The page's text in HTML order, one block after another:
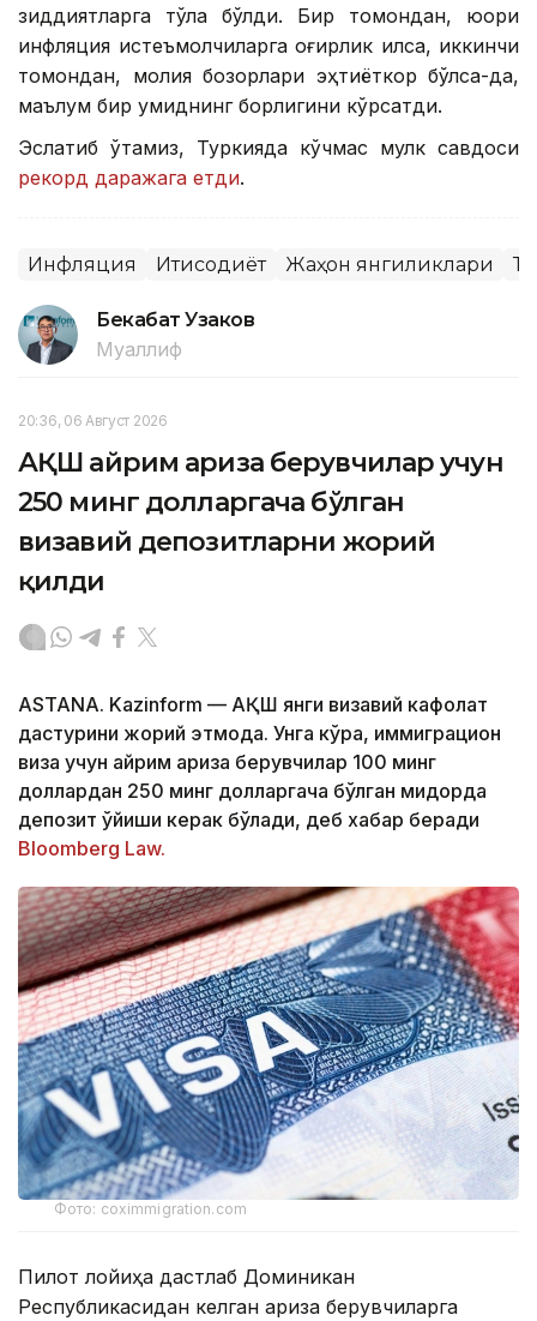
зиддиятларга тўла бўлди. Бир томондан, юқори
инфляция истеъмолчиларга оғирлик қилса, иккинчи
томондан, молия бозорлари эҳтиёткор бўлса-да,
маълум бир умиднинг борлигини кўрсатди.
Эслатиб ўтамиз, Туркияда кўчмас мулк савдоси
рекорд даражага етди.
Инфляция Иқтисодиёт Жаҳон янгиликлари
Бекабат Узаков
Муаллиф
20:36, 06 Август 2026
АҚШ айрим ариза берувчилар учун
250 минг долларгача бўлган
визавий депозитларни жорий
қилди
ASTANA. Kazinform — АҚШ янги визавий кафолат
дастурини жорий этмоқда. Унга кўра, иммиграцион
виза учун айрим ариза берувчилар 100 минг
доллардан 250 минг долларгача бўлган миқдорда
депозит қўйиши керак бўлади, деб хабар беради
Bloomberg Law.
Фото: coximmigration.com
Пилот лойиҳа дастлаб Доминикан
Республикасидан келган ариза берувчиларга